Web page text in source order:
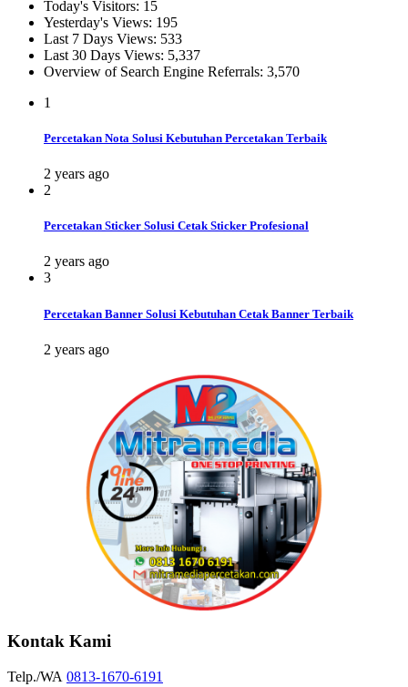
Today's Visitors: 15
Yesterday's Views: 195
Last 7 Days Views: 533
Last 30 Days Views: 5,337
Overview of Search Engine Referrals: 3,570
1
Percetakan Nota Solusi Kebutuhan Percetakan Terbaik
2 years ago
2
Percetakan Sticker Solusi Cetak Sticker Profesional
2 years ago
3
Percetakan Banner Solusi Kebutuhan Cetak Banner Terbaik
2 years ago
Kontak Kami
Telp./WA 0813-1670-6191